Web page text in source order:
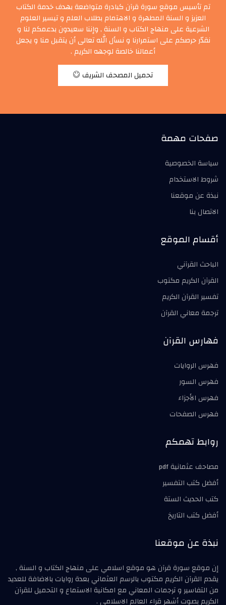
تم تأسيس موقع سورة قرآن كبادرة متواضعة بهدف خدمة الكتاب
العزيز و السنة المطهرة و الاهتمام بطلاب العلم و تيسير العلوم
الشرعية على منهاج الكتاب و السنة , وإننا سعيدون بدعمكم لنا و
نقدّر حرصكم على استمرارنا و نسأل الله تعالى أن يتقبل منا و يجعل
أعمالنا خالصة لوجهه الكريم .
تحميل المصحف الشريف
صفحات مهمة
سياسة الخصوصية
شروط الاستخدام
نبذة عن موقعنا
الاتصال بنا
أقسام الموقع
الباحث القرآني
القرآن الكريم مكتوب
تفسير القرآن الكريم
ترجمة معاني القرآن
فهارس القرآن
فهرس الروايات
فهرس السور
فهرس الأجزاء
فهرس الصفحات
روابط تهمكم
مصاحف عثمانية pdf
أفضل كتب التفسير
كتب الحديث الستة
أفضل كتب التاريخ
نبذة عن موقعنا
إن موقع سورة قرآن هو موقع اسلامي على منهاج الكتاب و السنة ,
يقدم القرآن الكريم مكتوب بالرسم العثماني بعدة روايات بالاضافة للعديد
من التفاسير و ترجمات المعاني مع امكانية الاستماع و التحميل للقرآن
الكريم بصوت أشهر قراء العالم الاسلامي .